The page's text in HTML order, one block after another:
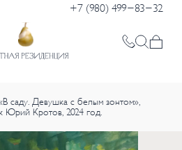
+7 (980) 499-83-32
саду. Девушка с белым зонтом»,
Юрий Кротов, 2024 год.